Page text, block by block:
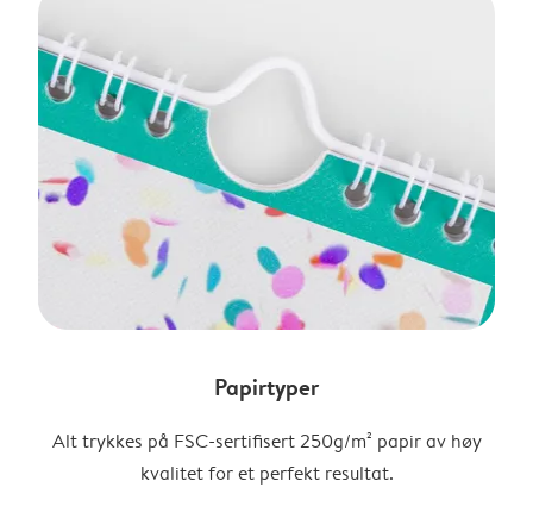
Papirtyper
Alt trykkes på FSC-sertifisert 250g/m² papir av høy
kvalitet for et perfekt resultat.